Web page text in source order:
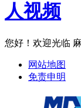
人视频
您好！欢迎光临
网站地图
免责申明